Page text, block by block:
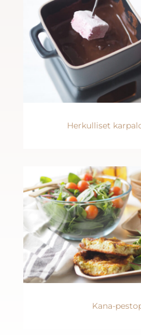
Herkulliset
Kana-